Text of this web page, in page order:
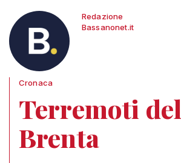
Redazione
Bassanonet.it
Cronaca
Terremoti del
Brenta